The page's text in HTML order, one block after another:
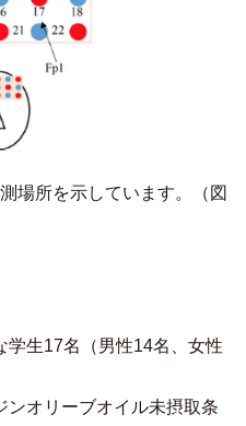
場所を示しています。（図
学生17名（男性14名、女性
ンオリーブオイル未摂取条